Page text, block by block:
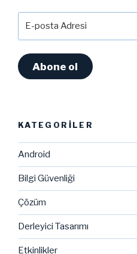
posta
Abone ol
KATEGORILER
Android
Bilgi Güvenliği
Çözüm
Derleyici Tasarımı
Etkinlikler